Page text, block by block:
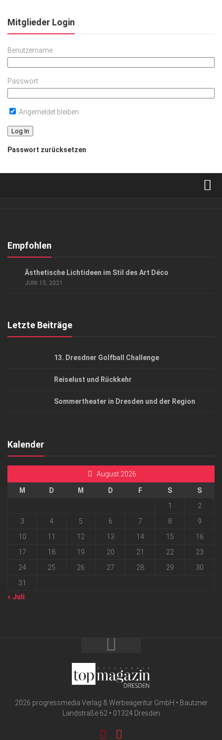
Mitglieder Login
Benutzername
Passwort
Angemeldet bleiben
Passwort zurücksetzen
Kontakt, Impressum
Empfohlen
Ästhetische Lichtideen im Stil des Art Déco
JUNI 15, 2021
Letzte Beiträge
13. Dresdner Golfball Challenge
Reiselust und Rückkehr
Sommertheater in Dresden und der Region
Kalender
August 2026
M D M D F S
S
1
2
3
4 5 6 7 8
9
10
11 12 13 14 15
16
17
18 19 20 21 22
23
24
25 26 27 28 29
30
31
« Juli
2026 progressmedia Verlag & Werbeagentur GmbH • Bautzner
Landstraße 62 • 01324 Dresden